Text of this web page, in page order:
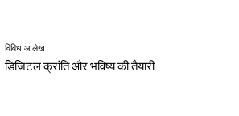
विविध आलेख
डिजिटल क्रांति और भविष्य की तैयारी